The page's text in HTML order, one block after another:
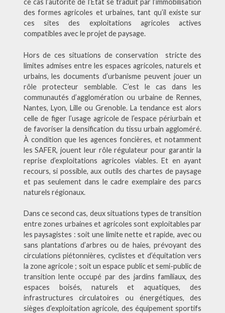
ce cas l’autorité de l’Etat se traduit par l’immobilisation
des formes agricoles et urbaines, tant qu’il existe sur
ces sites des exploitations agricoles actives
compatibles avec le projet de paysage.
Hors de ces situations de conservation stricte des
limites admises entre les espaces agricoles, naturels et
urbains, les documents d’urbanisme peuvent jouer un
rôle protecteur semblable. C’est le cas dans les
communautés d’agglomération ou urbaine de Rennes,
Nantes, Lyon, Lille ou Grenoble. La tendance est alors
celle de figer l’usage agricole de l’espace périurbain et
de favoriser la densification du tissu urbain aggloméré.
À condition que les agences foncières, et notamment
les SAFER, jouent leur rôle régulateur pour garantir la
reprise d’exploitations agricoles viables. Et en ayant
recours, si possible, aux outils des chartes de paysage
et pas seulement dans le cadre exemplaire des parcs
naturels régionaux.
Dans ce second cas, deux situations types de transition
entre zones urbaines et agricoles sont exploitables par
les paysagistes : soit une limite nette et rapide, avec ou
sans plantations d’arbres ou de haies, prévoyant des
circulations piétonnières, cyclistes et d’équitation vers
la zone agricole ; soit un espace public et semi-public de
transition lente occupé par des jardins familiaux, des
espaces boisés, naturels et aquatiques, des
infrastructures circulatoires ou énergétiques, des
sièges d’exploitation agricole, des équipement sportifs